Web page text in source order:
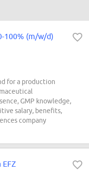
100% (m/w/d)
for a production
GMP knowledge,
salary, benefits,
company
EFZ